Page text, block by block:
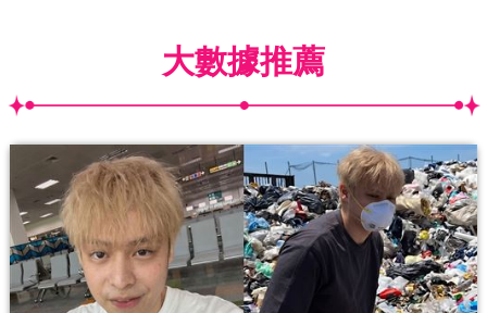
大數據推薦